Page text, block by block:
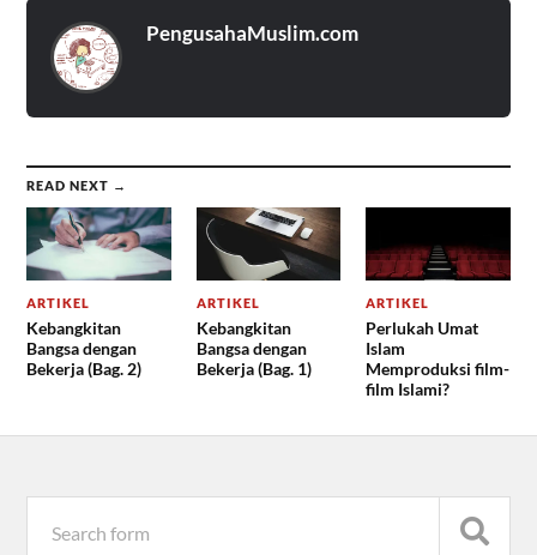
PengusahaMuslim.com
READ NEXT →
ARTIKEL
Kebangkitan
Bangsa dengan
Bekerja (Bag. 2)
ARTIKEL
Kebangkitan
Bangsa dengan
Bekerja (Bag. 1)
ARTIKEL
Perlukah Umat
Islam
Memproduksi film-
film Islami?